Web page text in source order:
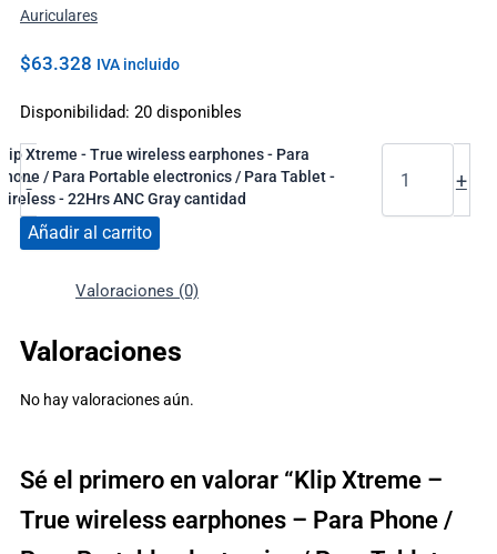
Auriculares
$63.328 IVA incluido
Disponibilidad: 20 disponibles
-
Xtreme - True wireless earphones - Para
/ Para Portable electronics / Para Tablet -
- 22Hrs ANC Gray cantidad
+
Añadir al carrito
Valoraciones (0)
Valoraciones
No hay valoraciones aún.
Sé el primero en valorar “Klip Xtreme –
True wireless earphones – Para Phone /